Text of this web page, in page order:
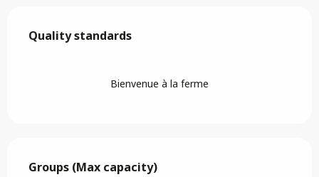
Quality standards
Quality standards
Bienvenue à la ferme
Groups (Max capacity)
Groups (Max capacity)